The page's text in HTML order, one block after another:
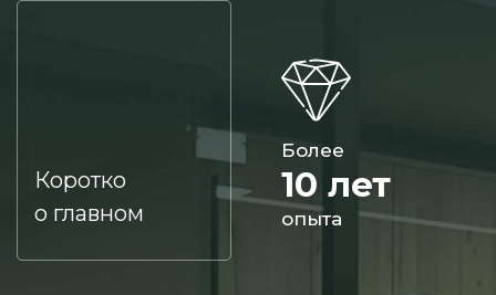
Коротко
о главном
Более
10 лет
опыта